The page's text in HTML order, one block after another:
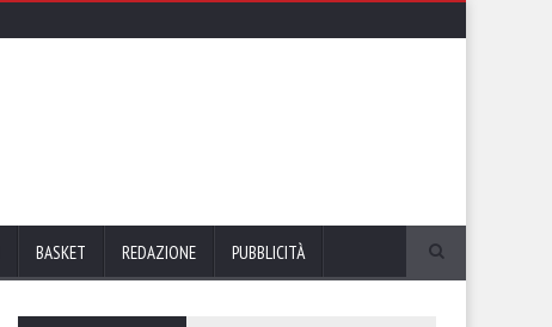
BASKET REDAZIONE PUBBLICITÀ